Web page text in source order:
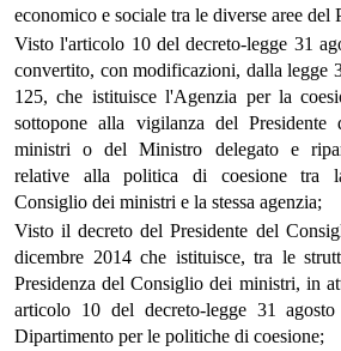
economico e sociale tra le diverse aree del
Visto l'articolo 10 del decreto-legge 31
convertito, con modificazioni, dalla legge
125, che istituisce l'Agenzia per la
sottopone alla vigilanza del Presidente
ministri o del Ministro delegato e
relative alla politica di coesione tra
Consiglio dei ministri e la stessa agenzia;
Visto il decreto del Presidente del
dicembre 2014 che istituisce, tra le
Presidenza del Consiglio dei ministri, in
articolo 10 del decreto-legge 31
Dipartimento per le politiche di coesione;